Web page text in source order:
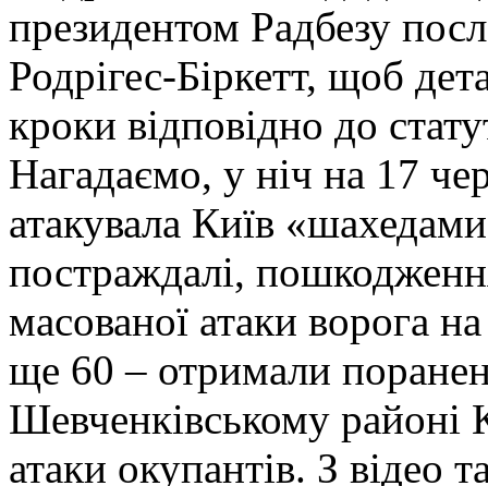
президентом Радбезу
Родрігес-Біркетт, щоб
кроки відповідно до
Нагадаємо, у ніч на 17
атакувала Київ
постраждалі,
масованої атаки ворога
ще 60 – отримали
Шевченківському районі
атаки окупантів. З відео